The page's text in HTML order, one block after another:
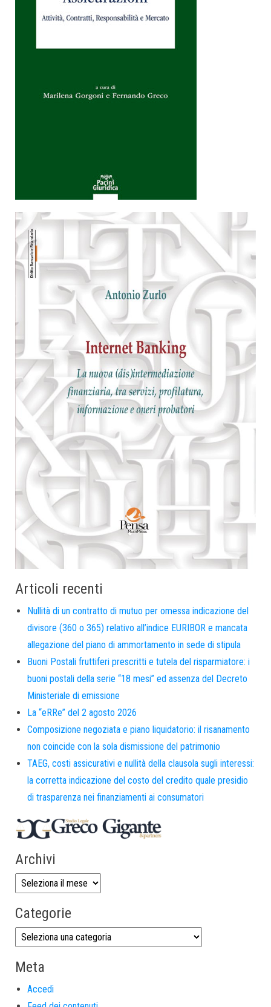
Articoli recenti
Nullità di un contratto di mutuo per omessa indicazione del
divisore (360 o 365) relativo all’indice EURIBOR e mancata
allegazione del piano di ammortamento in sede di stipula
Buoni Postali fruttiferi prescritti e tutela del risparmiatore: i
buoni postali della serie “18 mesi” ed assenza del Decreto
Ministeriale di emissione
La “eRRe” del 2 agosto 2026
Composizione negoziata e piano liquidatorio: il risanamento
non coincide con la sola dismissione del patrimonio
TAEG, costi assicurativi e nullità della clausola sugli interessi:
la corretta indicazione del costo del credito quale presidio
di trasparenza nei finanziamenti ai consumatori
Archivi
Categorie
Meta
Accedi